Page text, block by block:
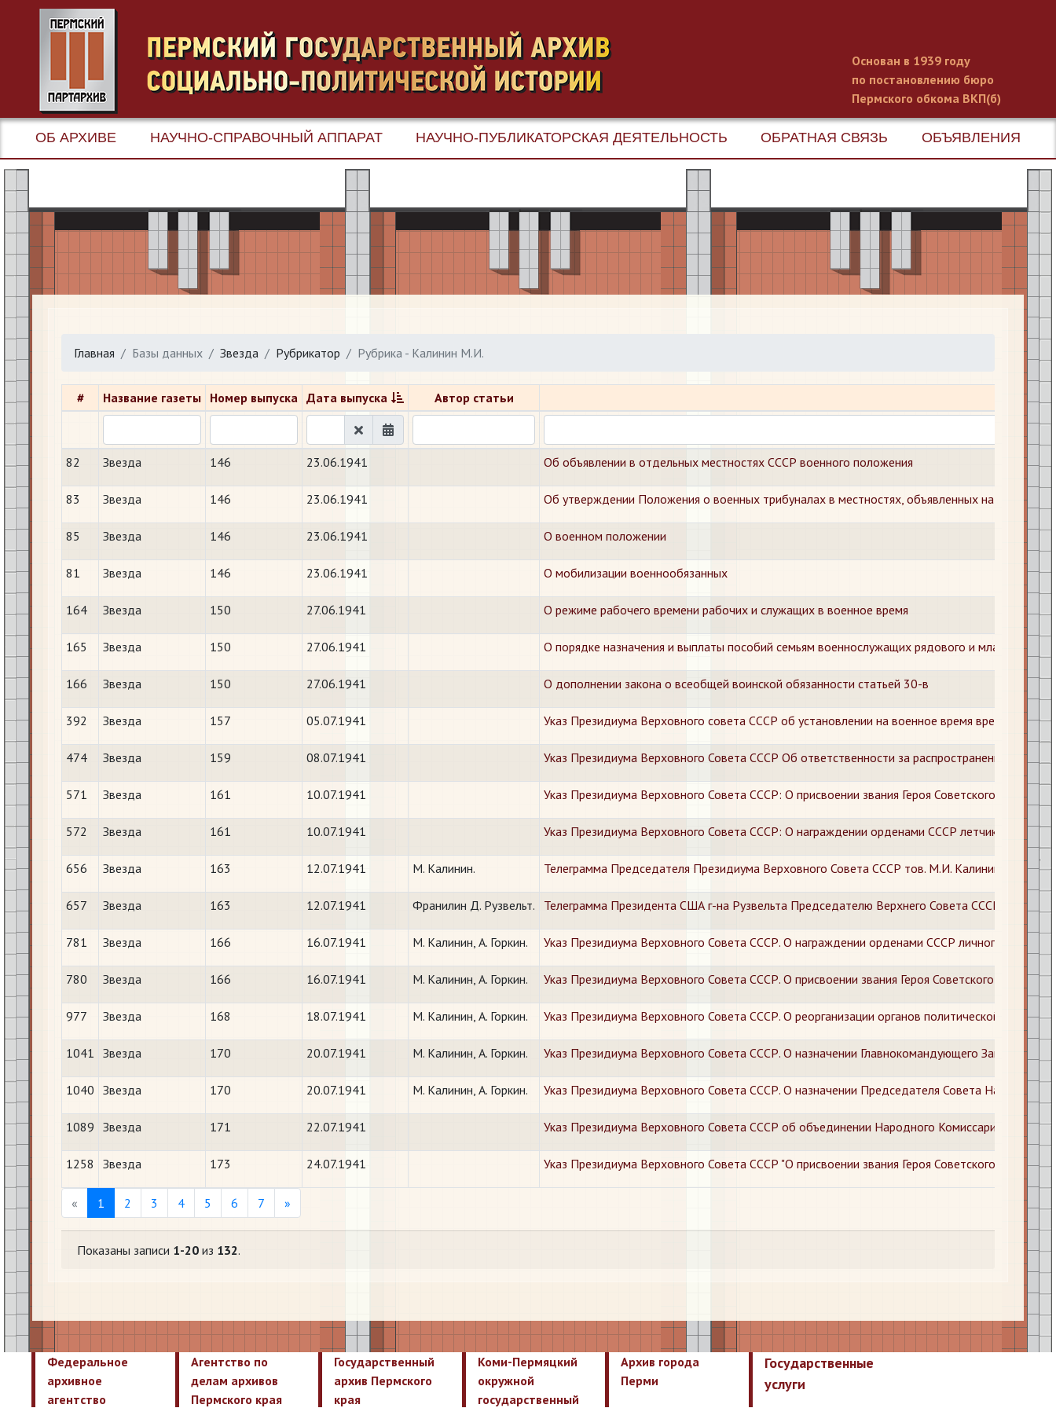
Основан в 1939 году
по постановлению бюро
Пермского обкома ВКП(б)
ОБ АРХИВЕ НАУЧНО-СПРАВОЧНЫЙ АППАРАТ НАУЧНО-ПУБЛИКАТОРСКАЯ ДЕЯТЕЛЬНОСТЬ ОБРАТНАЯ СВЯЗЬ ОБЪЯВЛЕНИЯ
Главная Базы данных Звезда Рубрикатор Рубрика - Калинин М.И.
# Название газеты Номер выпуска Дата выпуска Автор статьи
82 Звезда 146 23.06.1941 Об объявлении в отдельных местностях СССР военного положения
83 Звезда 146 23.06.1941 Об утверждении Положения о военных трибуналах в местностях, объявленных на военном
85 Звезда 146 23.06.1941 О военном положении
81 Звезда 146 23.06.1941 О мобилизации военнообязанных
164 Звезда 150 27.06.1941 О режиме рабочего времени рабочих и служащих в военное время
165 Звезда 150 27.06.1941 О порядке назначения и выплаты пособий семьям военнослужащих рядового и младшего
166 Звезда 150 27.06.1941 О дополнении закона о всеобщей воинской обязанности статьей 30-в
392 Звезда 157 05.07.1941 Указ Президиума Верховного совета СССР об установлении на военное время временной
474 Звезда 159 08.07.1941 Указ Президиума Верховного Совета СССР Об ответственности за распространение в
571 Звезда 161 10.07.1941 Указ Президиума Верховного Совета СССР: О присвоении звания Героя Советского Союза
572 Звезда 161 10.07.1941 Указ Президиума Верховного Совета СССР: О награждении орденами СССР летчиков,
656 Звезда 163 12.07.1941 М. Калинин. Телеграмма Председателя Президиума Верховного Совета СССР тов. М.И. Калинина
657 Звезда 163 12.07.1941 Франилин Д. Рузвельт. Телеграмма Президента США г-на Рузвельта Председателю Верхнего Совета СССР тов. М.И.
781 Звезда 166 16.07.1941 М. Калинин, А. Горкин. Указ Президиума Верховного Совета СССР. О награждении орденами СССР личного
780 Звезда 166 16.07.1941 М. Калинин, А. Горкин. Указ Президиума Верховного Совета СССР. О присвоении звания Героя Советского Союза
977 Звезда 168 18.07.1941 М. Калинин, А. Горкин. Указ Президиума Верховного Совета СССР. О реорганизации органов политической
1041 Звезда 170 20.07.1941 М. Калинин, А. Горкин. Указ Президиума Верховного Совета СССР. О назначении Главнокомандующего
1040 Звезда 170 20.07.1941 М. Калинин, А. Горкин. Указ Президиума Верховного Совета СССР. О назначении Председателя Совета
1089 Звезда 171 22.07.1941 Указ Президиума Верховного Совета СССР об объединении Народного Комиссариата
1258 Звезда 173 24.07.1941 Указ Президиума Верховного Совета СССР "О присвоении звания Героя Советского Союза
« Previous
1 2 3 4 5 6 7 »
Показаны записи 1-20 из 132.
Федеральное
архивное
агентство
Агентство по
делам архивов
Пермского края
Государственный
архив Пермского
края
Коми-Пермяцкий
окружной
государственный
Архив города
Перми
Государственные
услуги